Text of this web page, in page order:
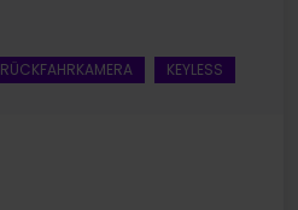
RÜCKFAHRKAMERA KEYLESS